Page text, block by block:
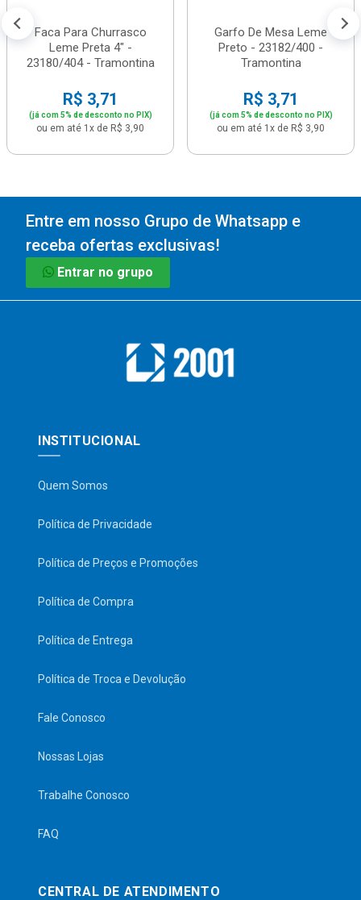
Faca Para Churrasco
Leme Preta 4" -
23180/404 - Tramontina
R$ 3,71
(já com 5% de desconto no PIX)
ou em até 1x de R$ 3,90
Garfo De Mesa Leme
Preto - 23182/400 -
Tramontina
R$ 3,71
(já com 5% de desconto no PIX)
ou em até 1x de R$ 3,90
Entre em nosso Grupo de Whatsapp e
receba ofertas exclusivas!
Entrar no grupo
INSTITUCIONAL
Quem Somos
Política de Privacidade
Política de Preços e Promoções
Política de Compra
Política de Entrega
Política de Troca e Devolução
Fale Conosco
Nossas Lojas
Trabalhe Conosco
FAQ
CENTRAL DE ATENDIMENTO